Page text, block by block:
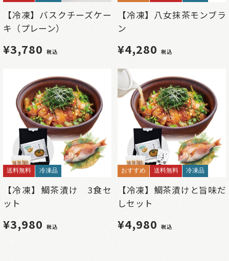
【冷凍】バスクチーズケー
キ（プレーン）
¥3,780 税込
【冷凍】八女抹茶モンブラ
ン
¥4,280 税込
送料無料 冷凍品
【冷凍】鯛茶漬け 3食セ
ット
¥3,980 税込
おすすめ 送料無料 冷凍品
【冷凍】鯛茶漬けと旨味だ
しセット
¥4,980 税込